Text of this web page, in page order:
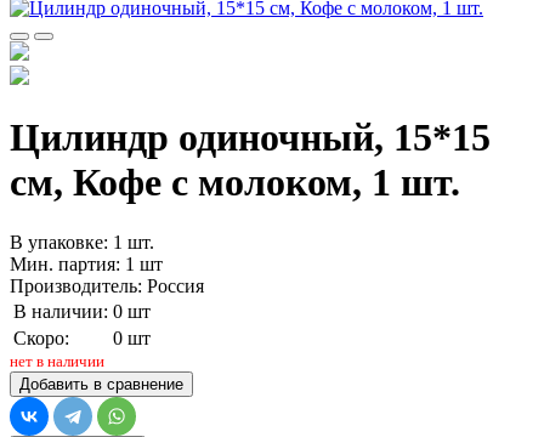
Цилиндр одиночный, 15*15
см, Кофе с молоком, 1 шт.
В упаковке: 1 шт.
Мин. партия: 1 шт
Производитель: Россия
В наличии: 0 шт
Скоро:
0 шт
нет в наличии
Добавить в сравнение